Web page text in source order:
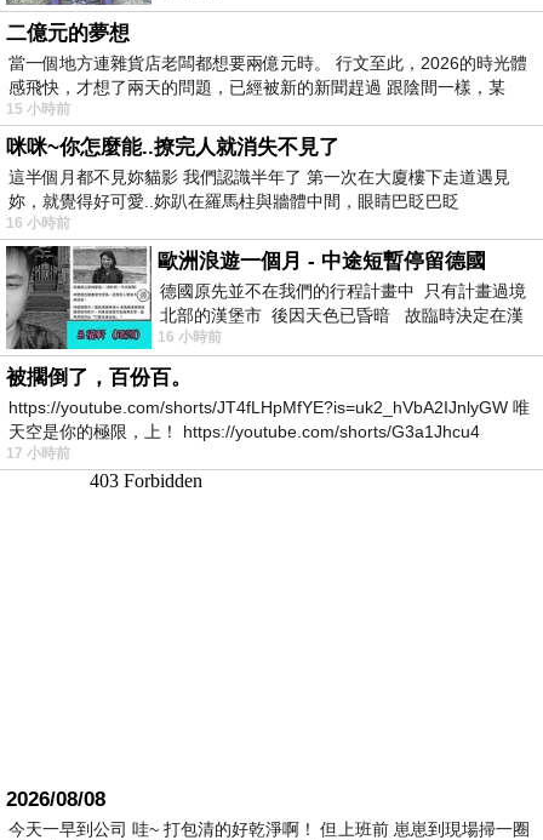
二億元的夢想
當一個地方連雜貨店老闆都想要兩億元時。 行文至此，2026的時光體
感飛快，才想了兩天的問題，已經被新的新聞趕過 跟陰間一樣，某
15 小時前
咪咪~你怎麼能..撩完人就消失不見了
這半個月都不見妳貓影 我們認識半年了 第一次在大廈樓下走道遇見
妳，就覺得好可愛..妳趴在羅馬柱與牆體中間，眼睛巴眨巴眨
16 小時前
歐洲浪遊一個月 - 中途短暫停留德國
德國原先並不在我們的行程計畫中 只有計畫過境
北部的漢堡市 後因天色已昏暗 故臨時決定在漢
堡市吃晚餐和過夜
16 小時前
被擱倒了，百份百。
https://youtube.com/shorts/JT4fLHpMfYE?is=uk2_hVbA2IJnlyGW 唯
天空是你的極限，上！ https://youtube.com/shorts/G3a1Jhcu4
17 小時前
2026/08/08
今天一早到公司 哇~ 打包清的好乾淨啊！ 但上班前 崽崽到現場掃一圈